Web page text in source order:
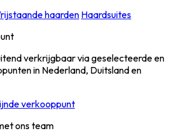
haarden Haardsuites
verkrijgbaar via geselecteerde en
in Nederland, Duitsland en
verkooppunt
ons team